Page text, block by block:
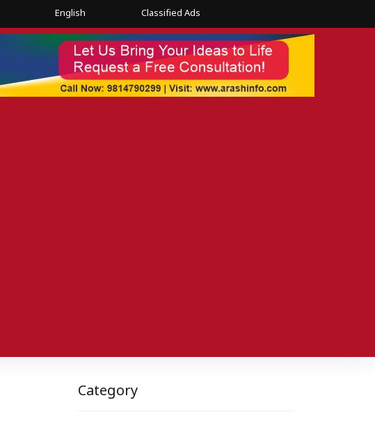
English Classified Ads
Category